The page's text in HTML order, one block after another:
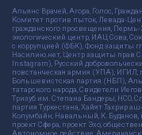
Альянс Врачей, Агора, Голос,
Комитет против пыток, Левада-
гражданского просвещения, Пермь-
экологический центр, ИАЦ Сова,
с коррупцией (ФБК), Фонд защиты
Насилию.нет, Центр защиты прав
Instagram), Русский
повстанческая армия (УПА), ИГИЛ,
Большевистская партия (НБП),
татарского народа, Свидетели
Тризуб им. Степана Бандеры, НСО,
партия Туркестана, Хайят Тахрир
Колумбайн, Навальный, К.
проект Сфера, проект Эхо,
Автономное действие,